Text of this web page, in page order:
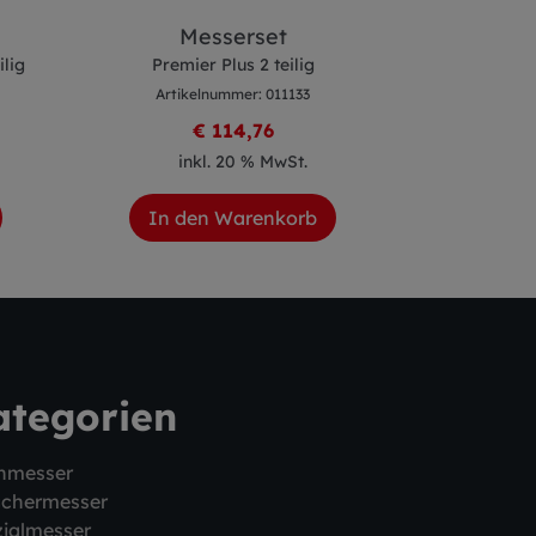
Messerset
Premier Plus 2 teilig
Artikelnummer: 011133
€ 114,76
inkl. 20 % MwSt.
In den Warenkorb